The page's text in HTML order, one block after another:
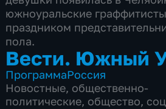
южноуральские
праздником
пола.
Вести. Южный
ПрограммаРоссия
Новостные, общественно-
политические, общество,